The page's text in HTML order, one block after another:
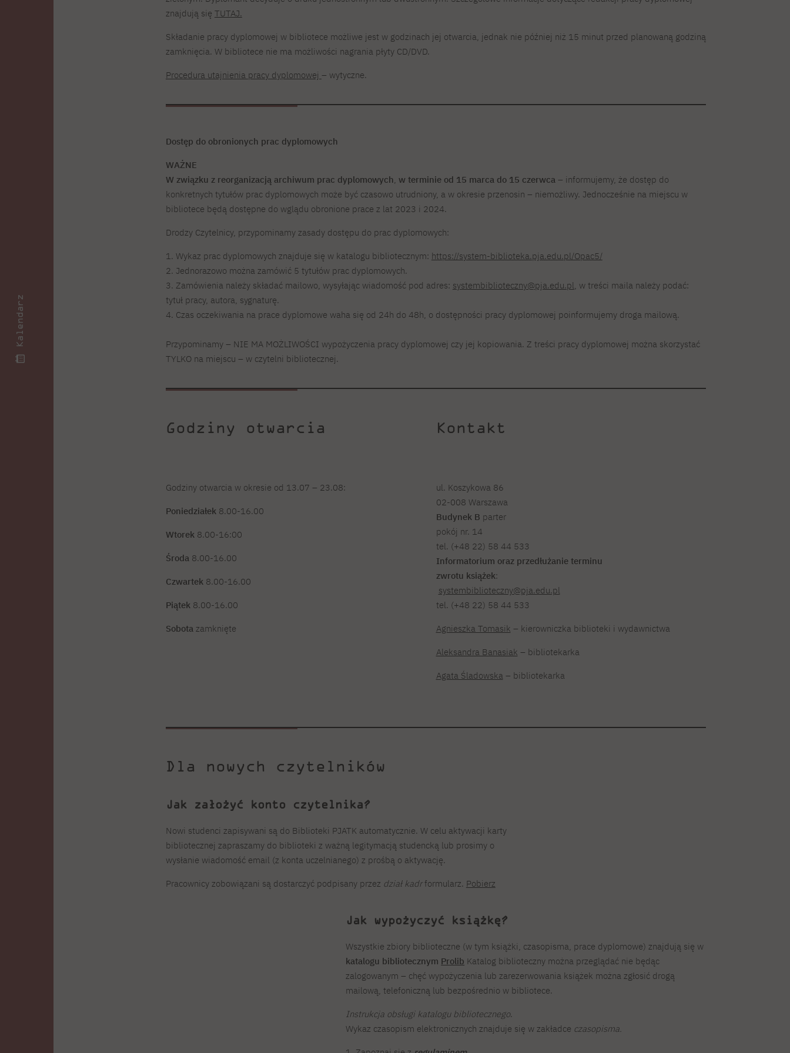
Kalendarz
znajdują się TUTAJ.
Składanie pracy dyplomowej w bibliotece możliwe jest w godzinach jej otwarcia, jednak nie później niż 15 minut przed planowaną godziną
zamknięcia. W bibliotece nie ma możliwości nagrania płyty CD/DVD.
Procedura utajnienia pracy dyplomowej – wytyczne.
Dostęp do obronionych prac dyplomowych
WAŻNE
W związku z reorganizacją archiwum prac dyplomowych, w terminie od 15 marca do 15 czerwca– informujemy, że dostęp do
konkretnych tytułów prac dyplomowych może być czasowo utrudniony, a w okresie przenosin – niemożliwy. Jednocześnie na miejscu w
bibliotece będą dostępne do wglądu obronione prace z lat 2023 i 2024.
Drodzy Czytelnicy, przypominamy zasady dostępu do prac dyplomowych:
1. Wykaz prac dyplomowych znajduje się w katalogu bibliotecznym: https://system-biblioteka.pja.edu.pl/Opac5/
2. Jednorazowo można zamówić 5 tytułów prac dyplomowych.
3. Zamówienia należy składać mailowo, wysyłając wiadomość pod adres: systembiblioteczny@pja.edu.pl, w treści maila należy podać:
tytuł pracy, autora, sygnaturę.
4. Czas oczekiwania na prace dyplomowe waha się od 24h do 48h, o dostępności pracy dyplomowej poinformujemy droga mailową.
Przypominamy – NIE MA MOŻLIWOŚCI wypożyczenia pracy dyplomowej czy jej kopiowania. Z treści pracy dyplomowej można skorzystać
TYLKO na miejscu – w czytelni bibliotecznej.
Godziny otwarcia Kontakt
Godziny otwarcia w okresie od 13.07 – 23.08:
Poniedziałek8.00-16.00
Wtorek8.00-16:00
Środa8.00-16.00
Czwartek8.00-16.00
Piątek8.00-16.00
Sobotazamknięte
ul. Koszykowa 86
02-008 Warszawa
Budynek B parter
pokój nr. 14
tel. (+48 22) 58 44 533
Informatorium oraz przedłużanie terminu
zwrotu książek:
systembiblioteczny@pja.edu.pl
tel. (+48 22) 58 44 533
Agnieszka Tomasik – kierowniczka biblioteki i wydawnictwa
Aleksandra Banasiak – bibliotekarka
Agata Śladowska– bibliotekarka
Dla nowych czytelników
Jak założyć konto czytelnika?
Nowi studenci zapisywani są do Biblioteki PJATK automatycznie. W celu aktywacji karty
bibliotecznej zapraszamy do biblioteki z ważną legitymacją studencką lub prosimy o
wysłanie wiadomość email (z konta uczelnianego) z prośbą o aktywację.
Pracownicy zobowiązani są dostarczyć podpisany przez dział kadrformularz. Pobierz
Jak wypożyczyć książkę?
Wszystkie zbiory biblioteczne (w tym książki, czasopisma, prace dyplomowe) znajdują się w
katalogu bibliotecznym Prolib Katalog biblioteczny można przeglądać nie będąc
zalogowanym – chęć wypożyczenia lub zarezerwowania książek można zgłosić drogą
mailową, telefoniczną lub bezpośrednio w bibliotece.
Instrukcja obsługi katalogu bibliotecznego.
Wykaz czasopism elektronicznych znajduje się w zakładce czasopisma.